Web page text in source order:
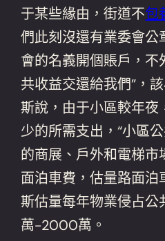
于某些緣由，街道不包
們此刻沒還有業委會公
會的名義開個賬戶，
共收益交還給我們”，
斯說，由于小區較年夜
少的所需支出，“小區
的商展、戶外和電梯
面泊車費，估量路面泊
斯估量每年物業侵占公
萬-2000萬。